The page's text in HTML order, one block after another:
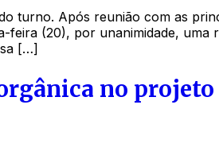
turno. Após reunião com as
feira (20), por unanimidade, uma
[…]
no projeto